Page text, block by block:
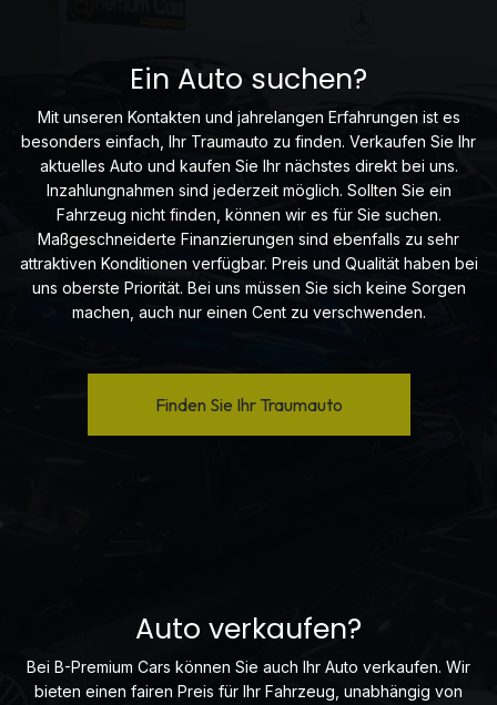
Ein Auto suchen?
Mit unseren Kontakten und jahrelangen Erfahrungen ist es
besonders einfach, Ihr Traumauto zu finden. Verkaufen Sie Ihr
aktuelles Auto und kaufen Sie Ihr nächstes direkt bei uns.
Inzahlungnahmen sind jederzeit möglich. Sollten Sie ein
Fahrzeug nicht finden, können wir es für Sie suchen.
Maßgeschneiderte Finanzierungen sind ebenfalls zu sehr
attraktiven Konditionen verfügbar. Preis und Qualität haben bei
uns oberste Priorität. Bei uns müssen Sie sich keine Sorgen
machen, auch nur einen Cent zu verschwenden.
Finden Sie Ihr Traumauto
Auto verkaufen?
Bei B-Premium Cars können Sie auch Ihr Auto verkaufen. Wir
bieten einen fairen Preis für Ihr Fahrzeug, unabhängig von